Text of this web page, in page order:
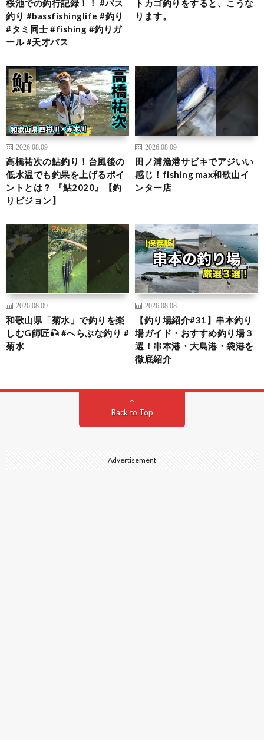
桜池での釣行記録！！ #バス
釣り #bassfishinglife #釣り
#タミ同士 #fishing #釣りガ
ール #天才バス
トカゴ釣りをすると、こうな
ります。
2026.08.09
高橋祐次の鮎釣り！台風後の
低水温でも釣果を上げるポイ
ントとは？ 『鮎2020』【釣
りビジョン】
2026.08.09
田ノ浦漁港サビキでアジいい
感じ！fishing max和歌山イ
ンター店
2026.08.09
和歌山県「菊水」で釣りを楽
しむG師匠🎣 #へらぶな釣り #
菊水
2026.08.08
【釣り場紹介#31】串本釣り
場ガイド・おすすめ釣り場３
選！串本港・大島港・袋港を
徹底紹介
Back to Top
Advertisement